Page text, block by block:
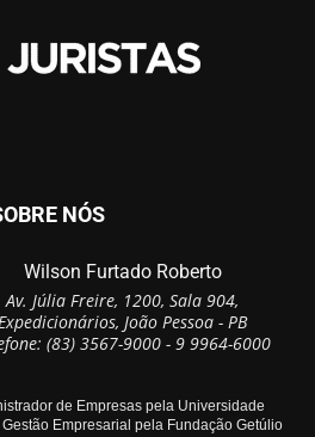
NÓS
Wilson Furtado Roberto
Av. Júlia Freire, 1200, Sala 904,
João Pessoa - PB
(83) 3567-9000 - 9 9964-6000
de Empresas pela Universidade
Empresarial pela Fundação Getúlio